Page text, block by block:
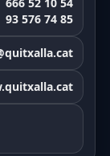
93 576 74 85